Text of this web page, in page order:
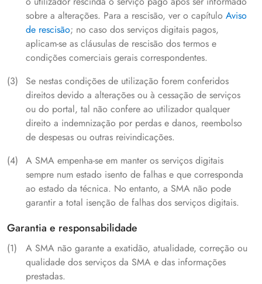
sobre a alterações. Para a rescisão, ver o capítulo Aviso
de rescisão; no caso dos serviços digitais pagos,
aplicam-se as cláusulas de rescisão dos termos e
condições comerciais gerais correspondentes.
Se nestas condições de utilização forem conferidos
direitos devido a alterações ou à cessação de serviços
ou do portal, tal não confere ao utilizador qualquer
direito a indemnização por perdas e danos, reembolso
de despesas ou outras reivindicações.
A SMA empenha-se em manter os serviços digitais
sempre num estado isento de falhas e que corresponda
ao estado da técnica. No entanto, a SMA não pode
garantir a total isenção de falhas dos serviços digitais.
Garantia e responsabilidade
A SMA não garante a exatidão, atualidade, correção ou
qualidade dos serviços da SMA e das informações
prestadas.